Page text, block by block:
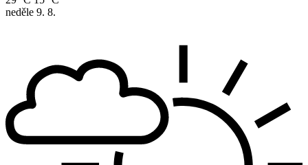
neděle 9. 8.